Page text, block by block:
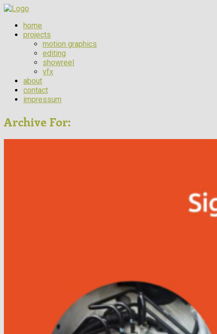
home
projects
motion graphics
editing
showreel
vfx
about
contact
impressum
Archive For: